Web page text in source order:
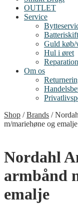
OUTLET
Service
Batteriskift
Guld køb/
Hul i øret
Om os
Shop /Brands /
m/mariehøne og emalje
Nordahl
armbånd
emalje